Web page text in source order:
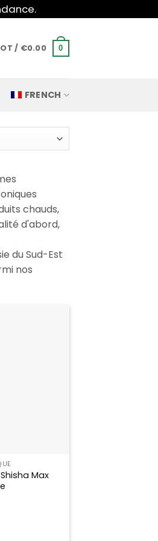
/ €0.00 0
FRENCH
chauds,
d'abord,
du Sud-Est
nos
Max